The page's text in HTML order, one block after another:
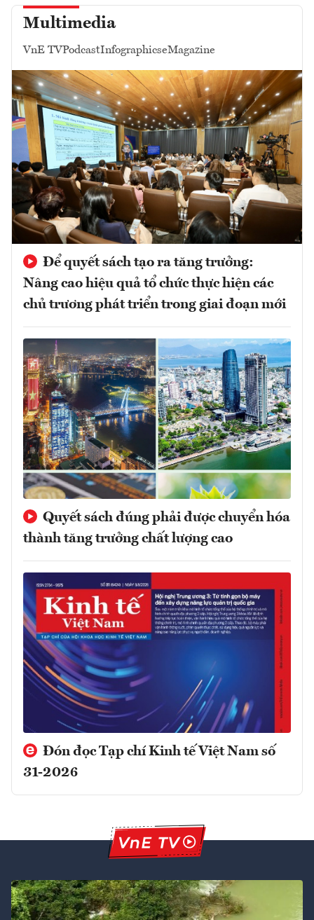
Multimedia
VnE TVPodcastInfographicseMagazine
Để quyết sách tạo ra tăng trưởng:
Nâng cao hiệu quả tổ chức thực hiện các
chủ trương phát triển trong giai đoạn mới
Quyết sách đúng phải được chuyển hóa
thành tăng trưởng chất lượng cao
Đón đọc Tạp chí Kinh tế Việt Nam số
31-2026